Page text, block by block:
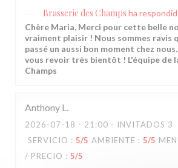
Brasserie des Champs ha
Chère Maria, Merci pour cette belle
vraiment plaisir ! Nous sommes ravis
passé un aussi bon moment chez
vous revoir très bientôt ! L'équipe de
Champs
Anthony L
2026-07-18 - 21:00 - INVITADOS 3
SERVICIO : 5/5 AMBIENTE : 5/5
/ PRECIO : 5/5